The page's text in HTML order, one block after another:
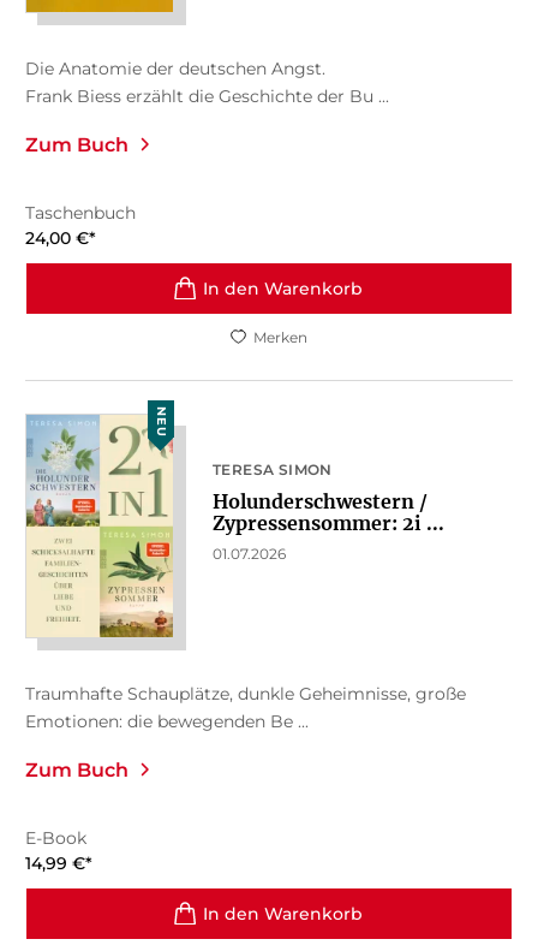
Die Anatomie der deutschen Angst.
Frank Biess erzählt die Geschichte der Bu ...
Zum Buch
Taschenbuch
24,00 €*
In den Warenkorb
Merken
NEU
TERESA SIMON
Holunderschwestern /
Zypressensommer: 2i ...
01.07.2026
Traumhafte Schauplätze, dunkle Geheimnisse, große
Emotionen: die bewegenden Be ...
Zum Buch
E-Book
14,99 €*
In den Warenkorb